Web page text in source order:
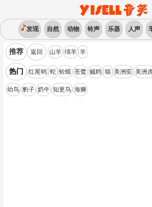
发现 自然 动物 铃声 乐器 人声
推荐 返回 山羊 绵羊 羊
热门 红尾鸲 蛇 蛤蟆 苍鹭 贼鸥 猫 美洲驼 美洲
幼鸟 豹子 奶牛 知更鸟 海狮